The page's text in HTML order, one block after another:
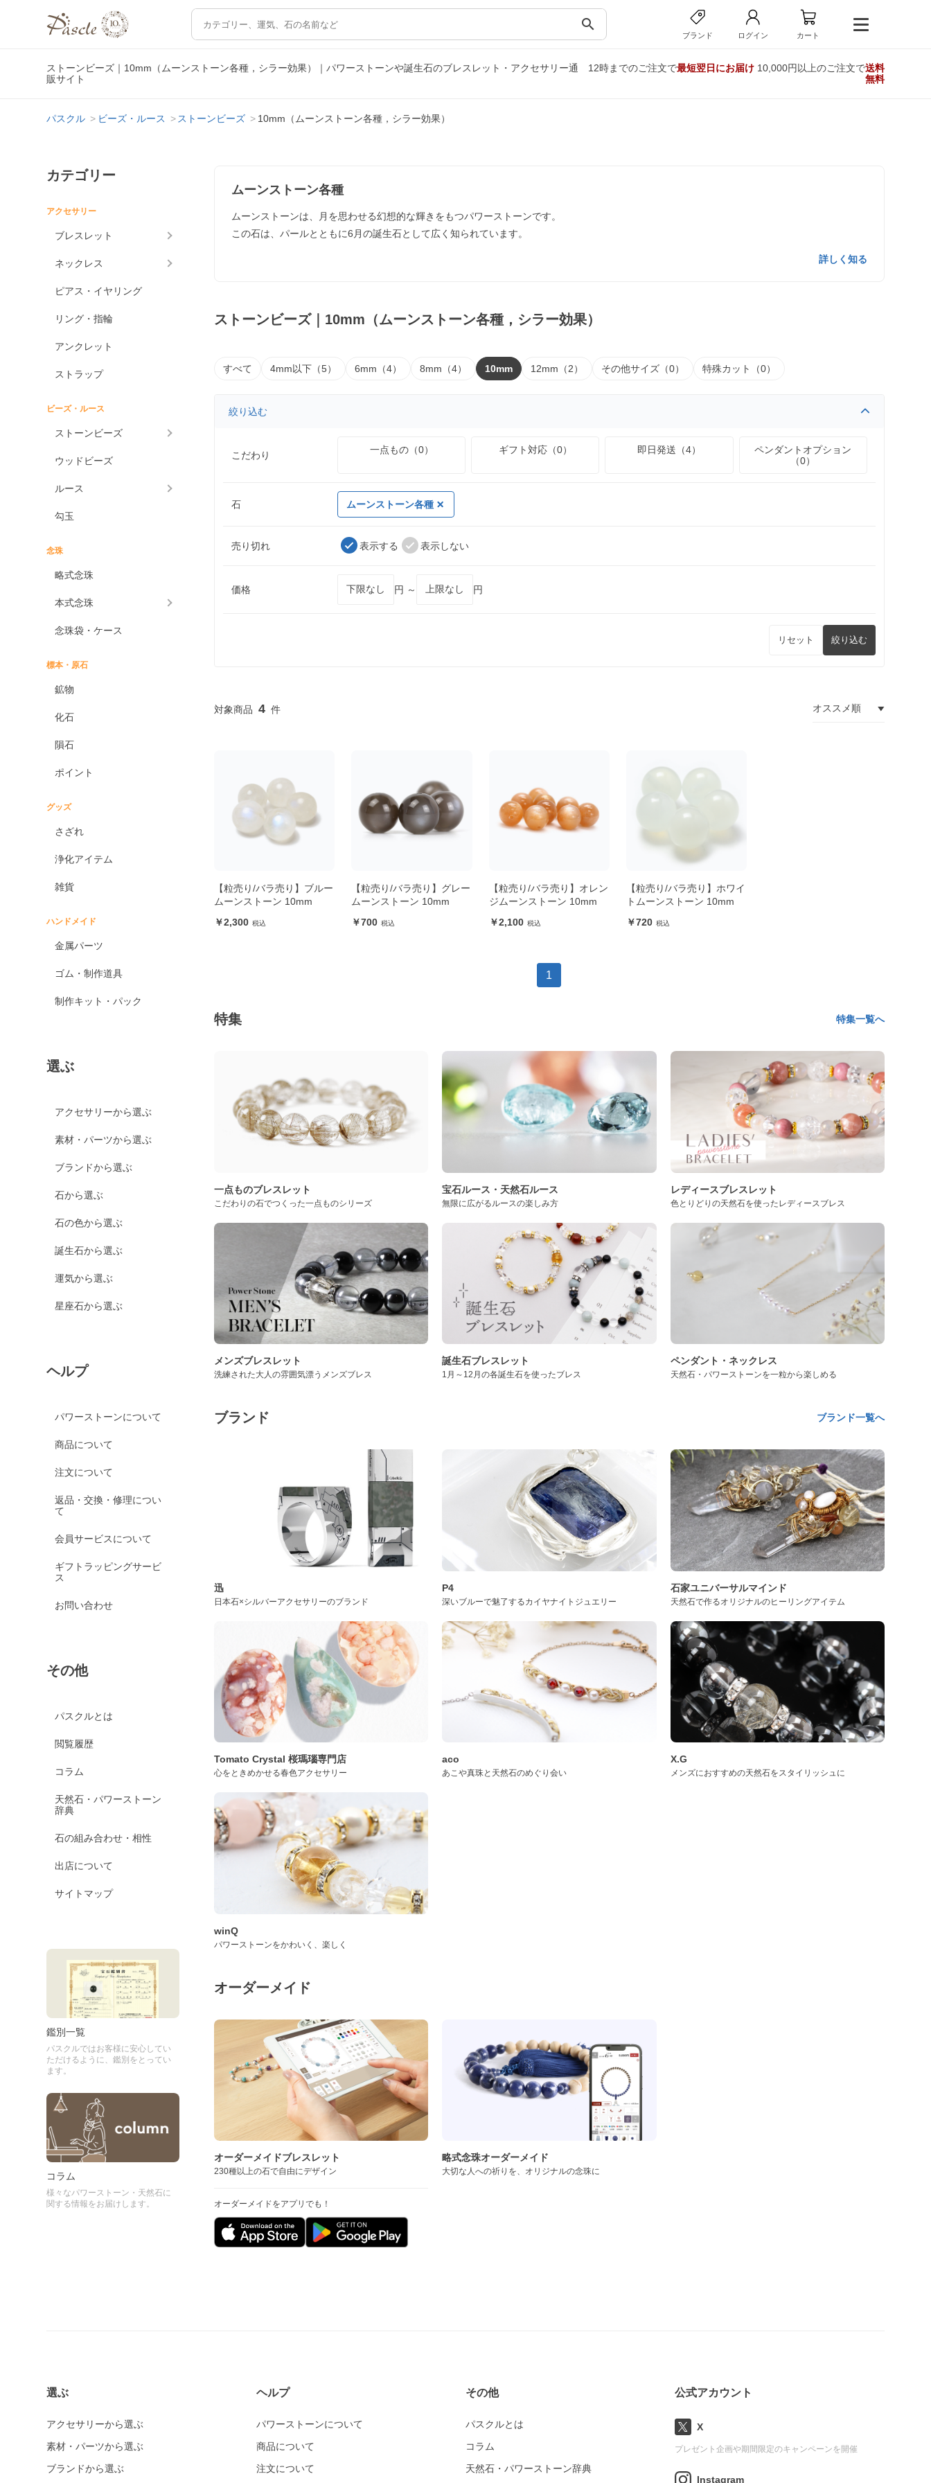
search
ブランド ログイン カート
ストーンビーズ｜10mm（ムーンストーン各種，シラー効果）｜パワーストーンや誕生石のブレスレット・アクセサリー通
販サイト
12時までのご注文で最短翌日にお届け10,000円以上のご注文で送料
無料
パスクル ビーズ・ルース ストーンビーズ 10mm（ムーンストーン各種，シラー効果）
カテゴリー
アクセサリー
ブレスレット
ネックレス
ピアス・イヤリング
リング・指輪
アンクレット
ストラップ
ビーズ・ルース
ストーンビーズ
ウッドビーズ
ルース
勾玉
念珠
略式念珠
本式念珠
念珠袋・ケース
標本・原石
鉱物
化石
隕石
ポイント
グッズ
さざれ
浄化アイテム
雑貨
ハンドメイド
金属パーツ
ゴム・制作道具
制作キット・パック
選ぶ
アクセサリーから選ぶ
素材・パーツから選ぶ
ブランドから選ぶ
石から選ぶ
石の色から選ぶ
誕生石から選ぶ
運気から選ぶ
星座石から選ぶ
ヘルプ
パワーストーンについて
商品について
注文について
返品・交換・修理につい
て
会員サービスについて
ギフトラッピングサービ
ス
お問い合わせ
その他
パスクルとは
閲覧履歴
コラム
天然石・パワーストーン
辞典
石の組み合わせ・相性
出店について
サイトマップ
鑑別一覧
パスクルではお客様に安心してい
ただけるように、鑑別をとってい
ます。
コラム
様々なパワーストーン・天然石に
関する情報をお届けします。
ムーンストーン各種
ムーンストーンは、月を思わせる幻想的な輝きをもつパワーストーンです。
この石は、パールとともに6月の誕生石として広く知られています。
詳しく知る
ストーンビーズ｜10mm（ムーンストーン各種，シラー効果）
すべて 4mm以下（5） 6mm（4） 8mm（4） 10mm 12mm（2） その他サイズ（0） 特殊カット（0）
絞り込む
こだわり 一点もの（0） ギフト対応（0） 即日発送（4）
ペンダントオプション
（0）
石 ムーンストーン各種
売り切れ 表示する 表示しない
価格 円 ～ 円
リセット 絞り込む
4
【粒売り/バラ売り】ブルー
ムーンストーン 10mm
2,300
【粒売り/バラ売り】グレー
ムーンストーン 10mm
700
【粒売り/バラ売り】オレン
ジムーンストーン 10mm
2,100
【粒売り/バラ売り】ホワイ
トムーンストーン 10mm
720
1
特集 特集一覧へ
一点ものブレスレット
こだわりの石でつくった一点ものシリーズ
宝石ルース・天然石ルース
無限に広がるルースの楽しみ方
レディースブレスレット
色とりどりの天然石を使ったレディースブレス
メンズブレスレット
洗練された大人の雰囲気漂うメンズブレス
誕生石ブレスレット
1月～12月の各誕生石を使ったブレス
ペンダント・ネックレス
天然石・パワーストーンを一粒から楽しめる
ブランド ブランド一覧へ
迅
日本石×シルバーアクセサリーのブランド
P4
深いブルーで魅了するカイヤナイトジュエリー
石家ユニバーサルマインド
天然石で作るオリジナルのヒーリングアイテム
Tomato Crystal 桜瑪瑙専門店
心をときめかせる春色アクセサリー
aco
あこや真珠と天然石のめぐり会い
X.G
メンズにおすすめの天然石をスタイリッシュに
winQ
パワーストーンをかわいく、楽しく
オーダーメイド
オーダーメイドブレスレット
230種以上の石で自由にデザイン
オーダーメイドをアプリでも！
略式念珠オーダーメイド
大切な人への祈りを、オリジナルの念珠に
選ぶ
アクセサリーから選ぶ
素材・パーツから選ぶ
ブランドから選ぶ
ヘルプ
パワーストーンについて
商品について
注文について
その他
パスクルとは
コラム
天然石・パワーストーン辞典
公式アカウント
X
プレゼント企画や期間限定のキャンペーンを開催
Instagram